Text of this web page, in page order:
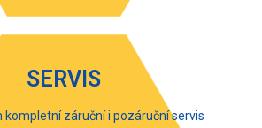
SERVIS
kompletní záruční i pozáruční servis